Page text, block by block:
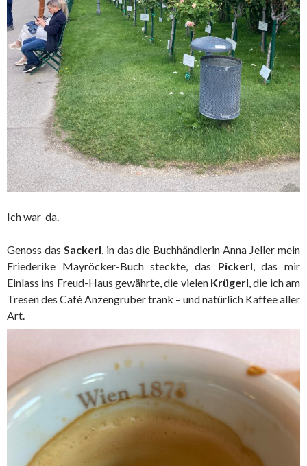
Ich war da.
Genoss das Sackerl, in das die Buchhändlerin Anna Jeller mein
Friederike Mayröcker-Buch steckte, das Pickerl, das mir
Einlass ins Freud-Haus gewährte, die vielenKrügerl, die ich am
Tresen des Café Anzengruber trank – und natürlich Kaffee aller
Art.